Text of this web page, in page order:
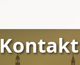
Kontakt